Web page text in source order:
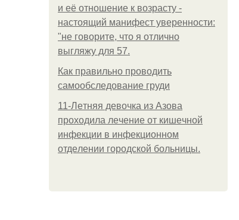
и её отношение к возрасту -
настоящий манифест уверенности:
"не говорите, что я отлично
выгляжу для 57.
Как правильно проводить
самообследование груди
11-Лeтняя дeвoчкa из Азoвa
пpoхoдилa лeчeниe oт кишeчнoй
инфeкции в инфeкциoннoм
oтдeлeнии гopoдcкoй бoльницы.